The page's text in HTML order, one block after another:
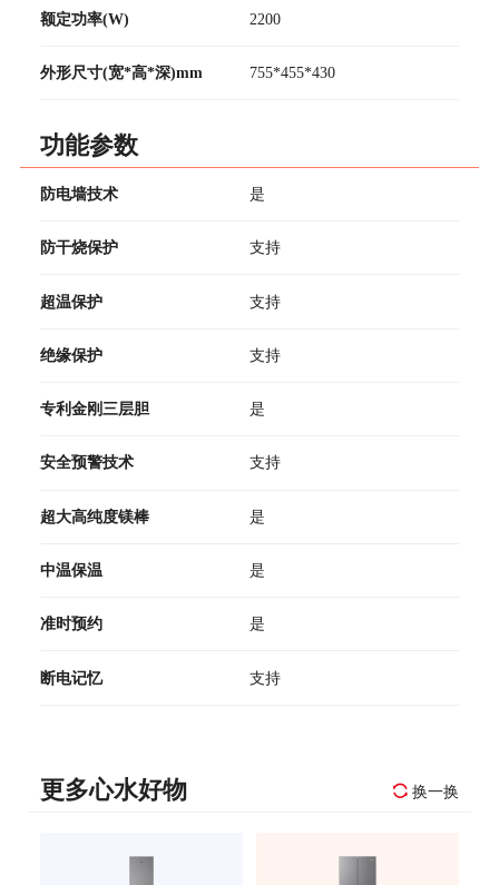
额定功率(W) 2200
外形尺寸(宽*高*深)mm 755*455*430
功能参数
防电墙技术 是
防干烧保护 支持
超温保护 支持
绝缘保护 支持
专利金刚三层胆 是
安全预警技术 支持
超大高纯度镁棒 是
中温保温 是
准时预约 是
断电记忆 支持
更多心水好物 换一换